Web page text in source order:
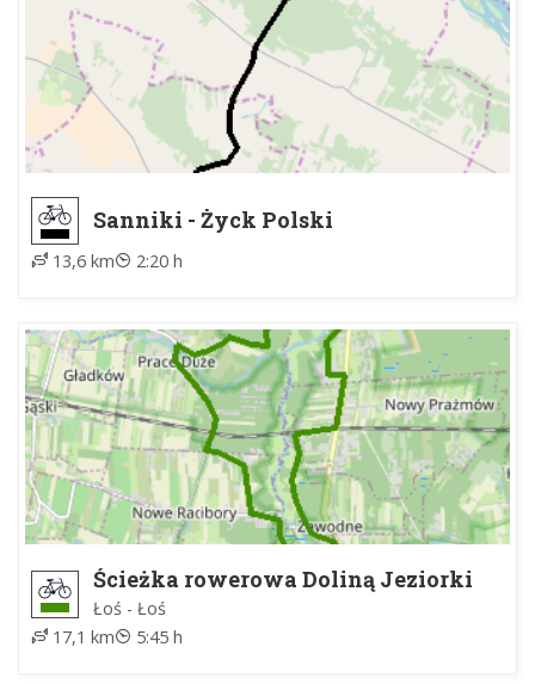
Sanniki - Życk Polski
13,6 km 2:20 h
Ścieżka rowerowa Doliną Jeziorki
Łoś - Łoś
17,1 km
5:45 h